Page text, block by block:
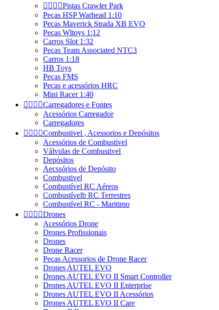
   Pistas Crawler Park
Peças HSP Warhead 1:10
Peças Maverick Strada XB EVO
Peças Wltoys 1:12
Carros Slot 1:32
Peças Team Associated NTC3
Carros 1:18
HB Toys
Peças FMS
Peças e acessórios HRC
Mini Racer 1:40
   Carregadores e Fontes
Acessórios Carregador
Carregadores
   Combustivel , Acessorios e Depósitos
Acessórios de Combustivel
Válvulas de Combustivel
Depósitos
Aecssórios de Depósito
Combustivel
Combustível RC Aéreos
Combustívelb RC Terrestres
Combustível RC - Maritimo
   Drones
Acessórios Drone
Drones Profissionais
Drones
Drone Racer
Peças Acessorios de Drone Racer
Drones AUTEL EVO
Drones AUTEL EVO II Smart Controller
Drones AUTEL EVO II Enterprise
Drones AUTEL EVO II Acessórios
Drones AUTEL EVO II Care